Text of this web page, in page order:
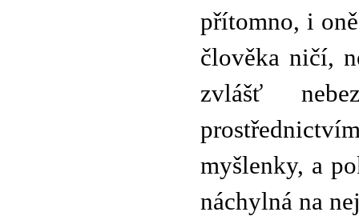
přítomno, i
člověka ničí,
zvlášť
myšlenky, a
náchylná na